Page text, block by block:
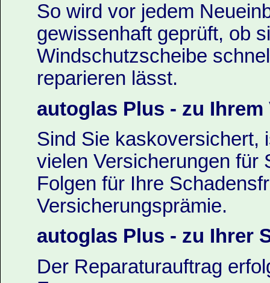
So wird vor jedem
gewissenhaft geprüft, ob
Windschutzscheibe
reparieren lässt.
autoglas Plus - zu Ihrem
Sind Sie kaskoversichert,
vielen Versicherungen für
Folgen für Ihre
Versicherungsprämie.
autoglas Plus - zu Ihrer
Der Reparaturauftrag